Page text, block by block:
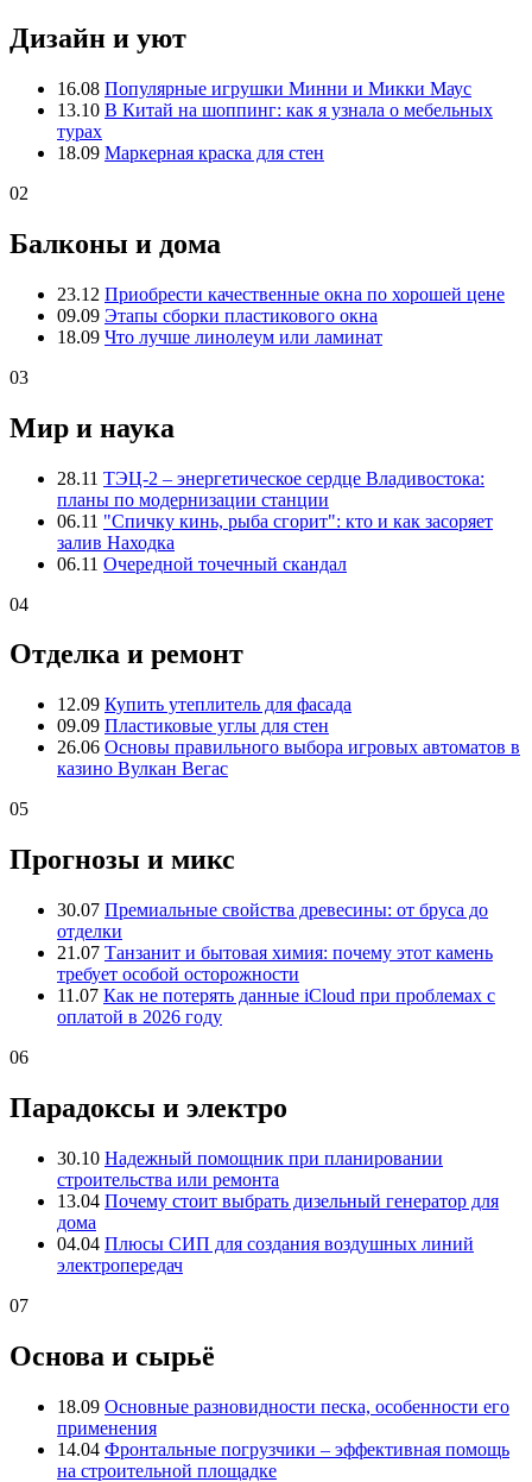
Дизайн и уют
16.08 Популярные игрушки Минни и Микки Маус
13.10 В Китай на шоппинг: как я узнала о мебельных
турах
18.09 Маркерная краска для стен
02
Балконы и дома
23.12 Приобрести качественные окна по хорошей цене
09.09 Этапы сборки пластикового окна
18.09 Что лучше линолеум или ламинат
03
Мир и наука
28.11 ТЭЦ-2 – энергетическое сердце Владивостока:
планы по модернизации станции
06.11 "Спичку кинь, рыба сгорит": кто и как засоряет
залив Находка
06.11 Очередной точечный скандал
04
Отделка и ремонт
12.09 Купить утеплитель для фасада
09.09 Пластиковые углы для стен
26.06 Основы правильного выбора игровых автоматов в
казино Вулкан Вегас
05
Прогнозы и микс
30.07 Премиальные свойства древесины: от бруса до
отделки
21.07 Танзанит и бытовая химия: почему этот камень
требует особой осторожности
11.07 Как не потерять данные iCloud при проблемах с
оплатой в 2026 году
06
Парадоксы и электро
30.10 Надежный помощник при планировании
строительства или ремонта
13.04 Почему стоит выбрать дизельный генератор для
дома
04.04 Плюсы СИП для создания воздушных линий
электропередач
07
Основа и сырьё
18.09 Основные разновидности песка, особенности его
применения
14.04 Фронтальные погрузчики – эффективная помощь
на строительной площадке